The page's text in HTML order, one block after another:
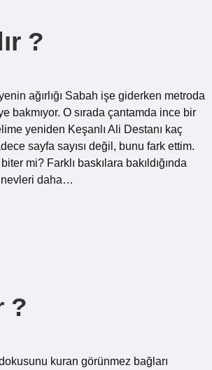
?
ağırlığı Sabah işe giderken metroda
bakmıyor. O sırada çantamda ince bir
yeniden Keşanlı Ali Destanı kaç
sayfa sayısı değil, bunu fark ettim.
mi? Farklı baskılara bakıldığında
daha…
?
kuran görünmez bağları